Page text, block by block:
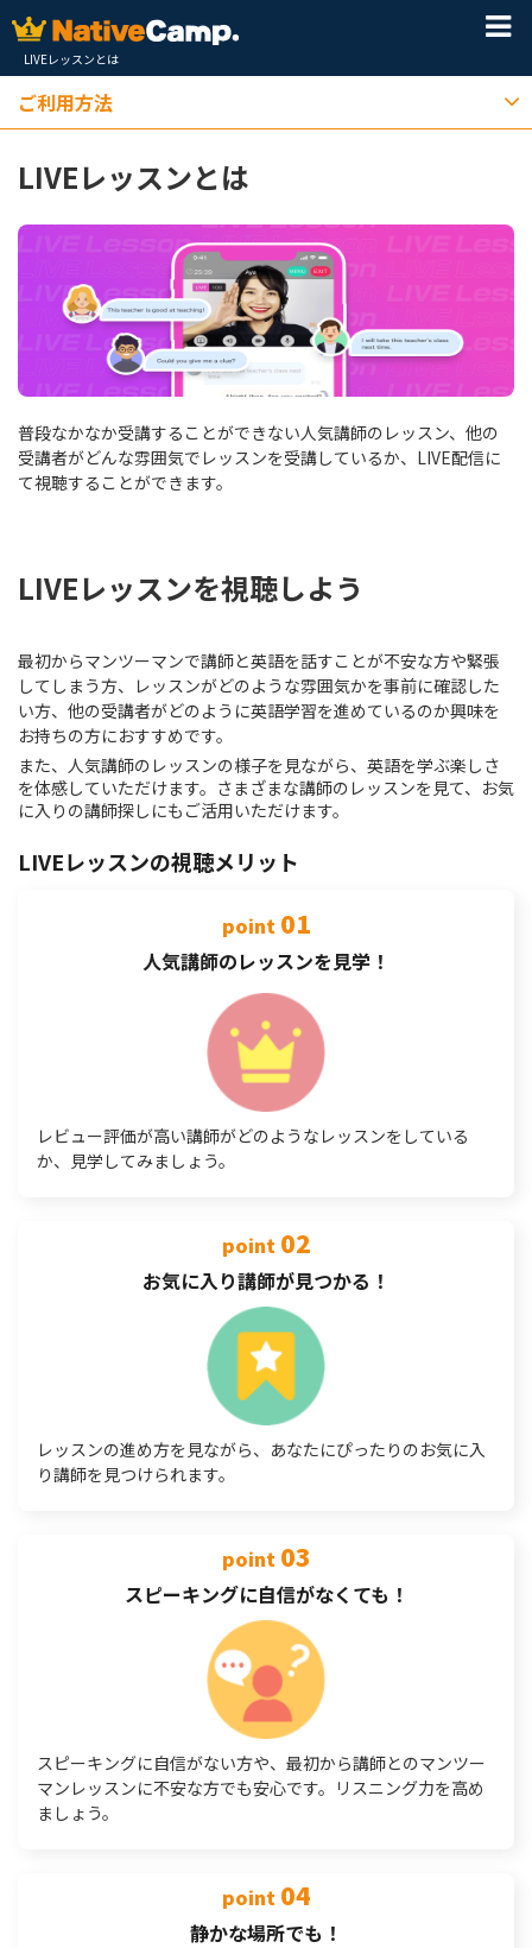
LIVEレッスンとは
ご利用方法
LIVEレッスンとは
普段なかなか受講することができない人気講師のレッスン、他の
受講者がどんな雰囲気でレッスンを受講しているか、LIVE配信に
て視聴することができます。
LIVEレッスンを視聴しよう
最初からマンツーマンで講師と英語を話すことが不安な方や緊張
してしまう方、レッスンがどのような雰囲気かを事前に確認した
い方、他の受講者がどのように英語学習を進めているのか興味を
お持ちの方におすすめです。
また、人気講師のレッスンの様子を見ながら、英語を学ぶ楽しさ
を体感していただけます。さまざまな講師のレッスンを見て、お気
に入りの講師探しにもご活用いただけます。
LIVEレッスンの視聴メリット
point 01
人気講師のレッスンを見学！
レビュー評価が高い講師がどのようなレッスンをしている
か、見学してみましょう。
point 02
お気に入り講師が見つかる！
レッスンの進め方を見ながら、あなたにぴったりのお気に入
り講師を見つけられます。
point 03
スピーキングに自信がなくても！
スピーキングに自信がない方や、最初から講師とのマンツー
マンレッスンに不安な方でも安心です。リスニング力を高め
ましょう。
point 04
静かな場所でも！